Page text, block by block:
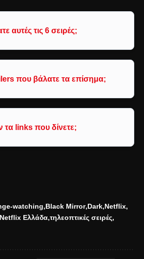
αυτές τις 6 σειρές;
που βάλατε τα επίσημα;
τα links που δίνετε;
watching Black Mirror Dark Netflix
Netflix Ελλάδα τηλεοπτικές σειρές